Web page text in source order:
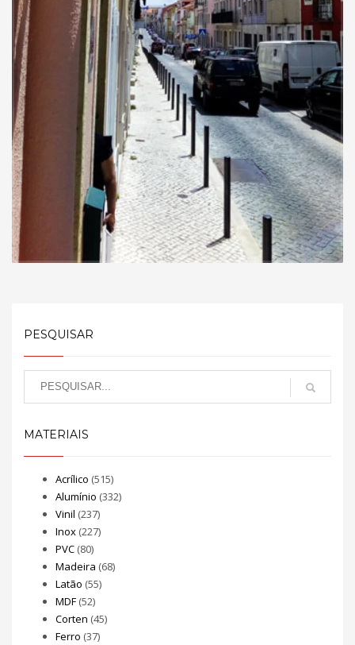
PESQUISAR
MATERIAIS
Acrílico (515)
Alumínio (332)
Vinil (237)
Inox (227)
PVC (80)
Madeira (68)
Latão (55)
MDF (52)
Corten (45)
Ferro (37)